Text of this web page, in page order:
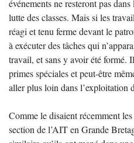
événements ne resteront pas
lutte des classes. Mais si les
réagi et tenu ferme devant le
à exécuter des tâches qui
travail, et sans y avoir été formé.
primes spéciales et peut-être
aller plus loin dans l’exploitation
Comme le disaient récemment
section de l’AIT en Grande